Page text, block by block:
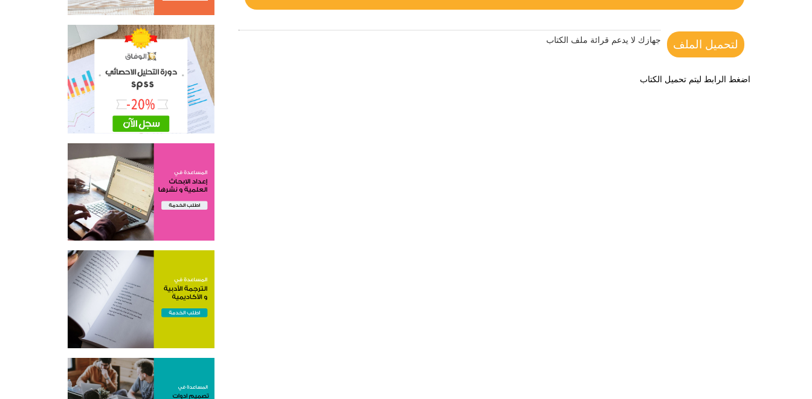
لتحميل الملف جهازك لا يدعم قرائة ملف الكتاب
اضغط الرابط ليتم تحميل الكتاب